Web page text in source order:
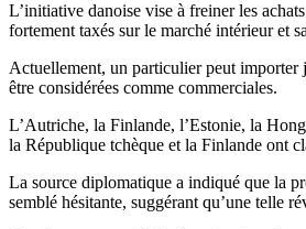
L’initiative danoise vise à freiner les
fortement taxés sur le marché intérieur et
Actuellement, un particulier peut importer
être considérées comme commerciales.
L’Autriche, la Finlande, l’Estonie, la
la République tchèque et la Finlande ont
La source diplomatique a indiqué que la
semblé hésitante, suggérant qu’une telle